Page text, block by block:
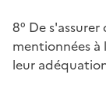
8° De
mentionnées à
leur